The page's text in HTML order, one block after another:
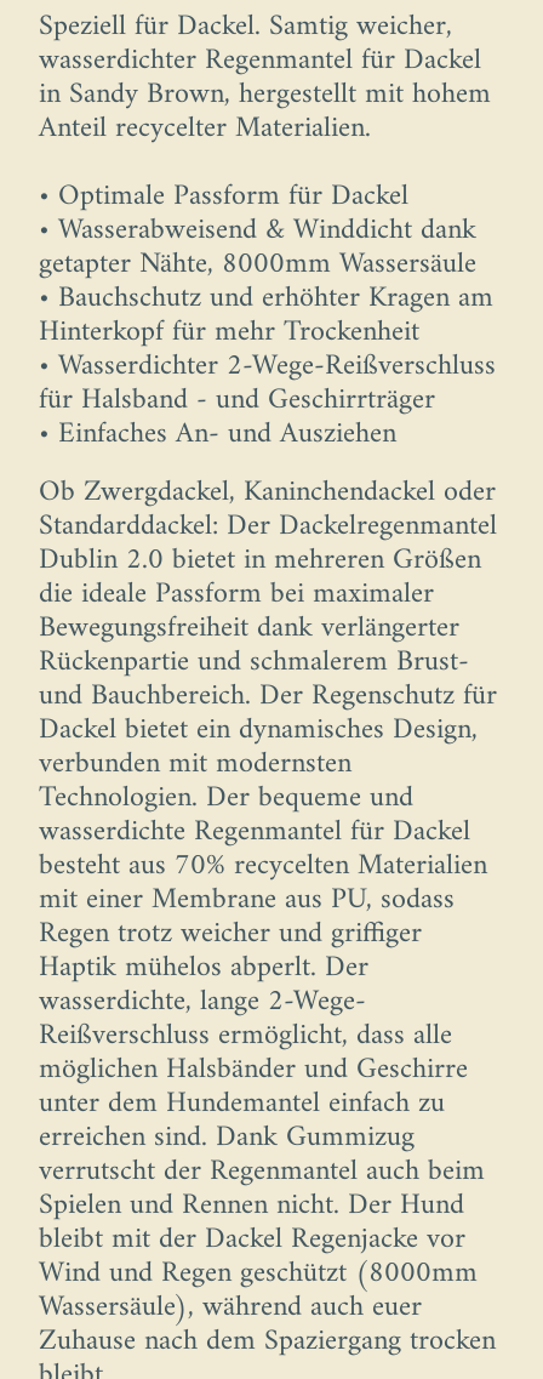
Speziell für Dackel. Samtig weicher,
wasserdichter Regenmantel für Dackel
in Sandy Brown, hergestellt mit hohem
Anteil recycelter Materialien.
• Optimale Passform für Dackel
• Wasserabweisend & Winddicht dank
getapter Nähte, 8000mm Wassersäule
• Bauchschutz und erhöhter Kragen am
Hinterkopf für mehr Trockenheit
• Wasserdichter 2-Wege-Reißverschluss
für Halsband - und Geschirrträger
• Einfaches An- und Ausziehen
Ob Zwergdackel, Kaninchendackel oder
Standarddackel: Der Dackelregenmantel
Dublin 2.0 bietet in mehreren Größen
die ideale Passform bei maximaler
Bewegungsfreiheit dank verlängerter
Rückenpartie und schmalerem Brust-
und Bauchbereich. Der Regenschutz für
Dackel bietet ein dynamisches Design,
verbunden mit modernsten
Technologien. Der bequeme und
wasserdichte Regenmantel für Dackel
besteht aus 70% recycelten Materialien
mit einer Membrane aus PU, sodass
Regen trotz weicher und griffiger
Haptik mühelos abperlt. Der
wasserdichte, lange 2-Wege-
Reißverschluss ermöglicht, dass alle
möglichen Halsbänder und Geschirre
unter dem Hundemantel einfach zu
erreichen sind. Dank Gummizug
verrutscht der Regenmantel auch beim
Spielen und Rennen nicht. Der Hund
bleibt mit der Dackel Regenjacke vor
Wind und Regen geschützt (8000mm
Wassersäule), während auch euer
Zuhause nach dem Spaziergang trocken